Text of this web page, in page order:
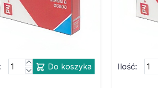
Do koszyka Ilość: